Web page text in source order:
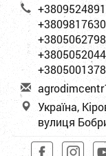
agrodimcen
Україна,
вулиця